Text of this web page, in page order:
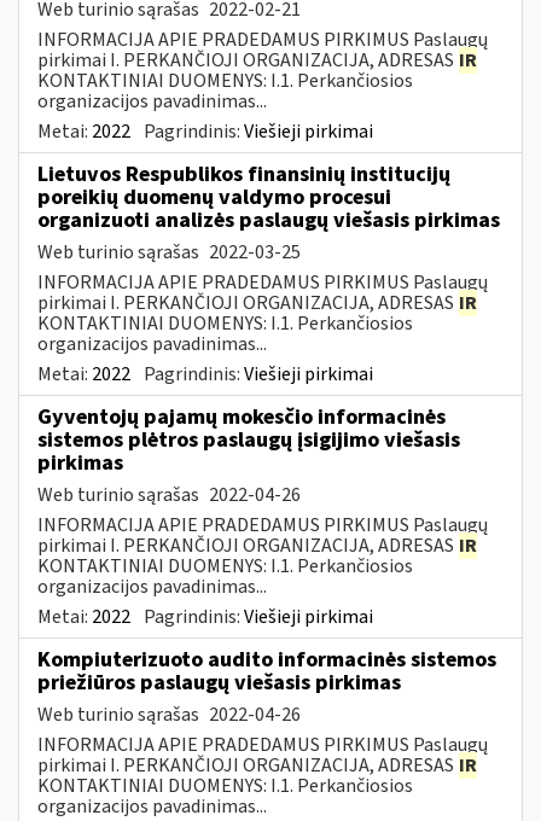
Web turinio sąrašas 2022-02-21
INFORMACIJA APIE PRADEDAMUS PIRKIMUS Paslaugų
pirkimai I. PERKANČIOJI ORGANIZACIJA, ADRESAS IR
KONTAKTINIAI DUOMENYS: I.1. Perkančiosios
organizacijos pavadinimas...
Metai: 2022 Pagrindinis:Viešieji pirkimai
Lietuvos Respublikos finansinių institucijų
poreikių duomenų valdymo procesui
organizuoti analizės paslaugų viešasis pirkimas
Web turinio sąrašas 2022-03-25
INFORMACIJA APIE PRADEDAMUS PIRKIMUS Paslaugų
pirkimai I. PERKANČIOJI ORGANIZACIJA, ADRESAS IR
KONTAKTINIAI DUOMENYS: I.1. Perkančiosios
organizacijos pavadinimas...
Metai: 2022 Pagrindinis:Viešieji pirkimai
Gyventojų pajamų mokesčio informacinės
sistemos plėtros paslaugų įsigijimo viešasis
pirkimas
Web turinio sąrašas 2022-04-26
INFORMACIJA APIE PRADEDAMUS PIRKIMUS Paslaugų
pirkimai I. PERKANČIOJI ORGANIZACIJA, ADRESAS IR
KONTAKTINIAI DUOMENYS: I.1. Perkančiosios
organizacijos pavadinimas...
Metai: 2022 Pagrindinis:Viešieji pirkimai
Kompiuterizuoto audito informacinės sistemos
priežiūros paslaugų viešasis pirkimas
Web turinio sąrašas 2022-04-26
INFORMACIJA APIE PRADEDAMUS PIRKIMUS Paslaugų
pirkimai I. PERKANČIOJI ORGANIZACIJA, ADRESAS IR
KONTAKTINIAI DUOMENYS: I.1. Perkančiosios
organizacijos pavadinimas...